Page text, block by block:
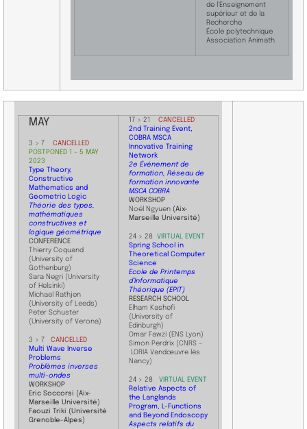
de l’Enseignement
supérieur et de la
Recherche
École polytechnique
Association Animath
MAY
​3 > 7 CANCELLED
POSTPONED 1 – 5 MAY
2023
Type Theory,
Constructive
Mathematics and
Geometric Logic
Théorie des types,
mathématiques
constructives et
logique géométrique
CONFERENCE
Thierry Coquand
(University of
Gothenburg)
Sara Negri (University
of Helsinki)
​Michael Rathjen
(University of Leeds)
Peter Schuster
(University of Verona)
​3 > 7 CANCELLED
Multi Wave Inverse
Problems
Problèmes inverses
multi-ondes
​WORKSHOP
Eric Soccorsi (Aix-
Marseille Université)
Faouzi Triki (Université
Grenoble-Alpes)
17 > 21 ​ CANCELLED
​2nd Training Event,
COBRA MSCA
Innovative Training
Network
2e Événement de
formation, Réseau de
formation innovante
MSCA COBRA
WORKSHOP
Noël Ngyuen (Aix-
Marseille Université)
​24 > 28 VIRTUAL EVENT
Spring School in
Theoretical Computer
Science
Ecole de Printemps
d’Informatique
Théorique (EPIT)
RESEARCH SCHOOL
Elham Kashefi
(University of
Edinburgh)
Omar Fawzi (ENS Lyon)
Simon Perdrix (CNRS –
LORIA Vandœuvre lès
Nancy)
​24 > 28 VIRTUAL EVENT
Relative Aspects of
the Langlands
Program, L-Functions
and Beyond Endoscopy
Aspects relatifs du